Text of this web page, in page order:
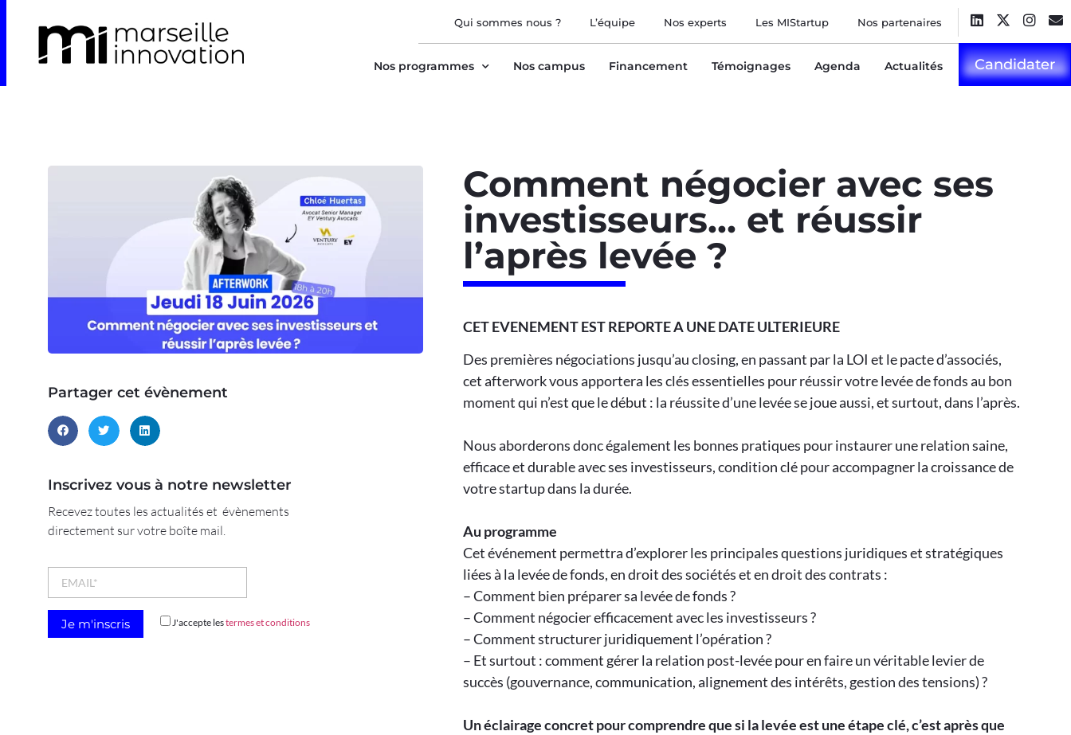
Qui sommes nous ? L’équipe Nos experts Les MIStartup Nos partenaires
Nos programmes Nos campus Financement Témoignages Agenda Actualités Candidater
Partager cet évènement
Inscrivez vous à notre newsletter
Recevez toutes les actualités et évènements
directement sur votre boîte mail.
J'accepte lestermes et conditions
Comment négocier avec ses
investisseurs… et réussir
l’après levée ?
CET EVENEMENT EST REPORTE A UNE DATE ULTERIEURE
Des premières négociations jusqu’au closing, en passant par la LOI et le pacte d’associés,
cet afterwork vous apportera les clés essentielles pour réussir votre levée de fonds au bon
moment qui n’est que le début : la réussite d’une levée se joue aussi, et surtout, dans l’après.
Nous aborderons donc également les bonnes pratiques pour instaurer une relation saine,
efficace et durable avec ses investisseurs, condition clé pour accompagner la croissance de
votre startup dans la durée.
Au programme
Cet événement permettra d’explorer les principales questions juridiques et stratégiques
liées à la levée de fonds, en droit des sociétés et en droit des contrats :
– Comment bien préparer sa levée de fonds ?
– Comment négocier efficacement avec les investisseurs ?
– Comment structurer juridiquement l’opération ?
– Et surtout : comment gérer la relation post-levée pour en faire un véritable levier de
succès (gouvernance, communication, alignement des intérêts, gestion des tensions) ?
Un éclairage concret pour comprendre que si la levée est une étape clé, c’est après que